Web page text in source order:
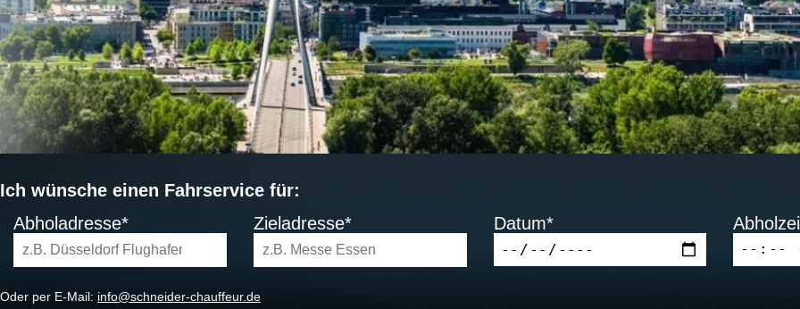
Ich wünsche einen Fahrservice für:
Abholadresse*
Zieladresse* Datum*
Oder per E-Mail: info@schneider-chauffeur.de